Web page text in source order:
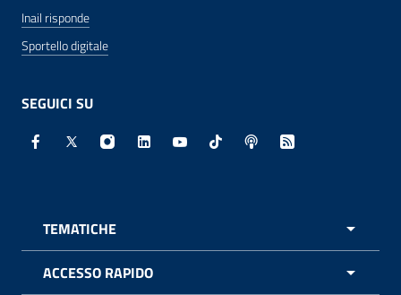
Inail risponde
Sportello digitale
SEGUICI SU
Facebook - Sito esterno - Apertura in nuova finestra
X - Sito esterno - Apertura in nuova finestra
Instagram - Sito esterno - Apertura in
Linkedin - Sito esterno - Apertura in
Youtube - Sito esterno -
TikTok - Sito esterno -
Spreaker - Sito
Feed RSS -
TEMATICHE
ACCESSO RAPIDO